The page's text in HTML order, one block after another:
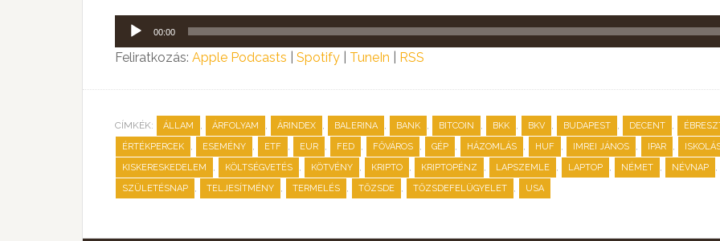
Audió
lejátszó
00:00
Feliratkozás: Apple Podcasts Spotify TuneIn RSS
CÍMKÉK: ÁLLAM , ÁRFOLYAM , ÁRINDEX , BALERINA , BANK , BITCOIN , BKK , BKV , BUDAPEST , DECENT ,
ÉRTÉKPERCEK , ESEMÉNY , ETF , EUR , FED , FŐVÁROS , GÉP , HÁZOMLÁS , HUF , IMREI JÁNOS , IPAR ,
KISKERESKEDELEM , KÖLTSÉGVETÉS , KÖTVÉNY , KRIPTO , KRIPTOPÉNZ , LAPSZEMLE , LAPTOP , NÉMET , NÉVNAP ,
SZÜLETÉSNAP , TELJESÍTMÉNY , TERMELÉS , TŐZSDE , TŐZSDEFELÜGYELET , USA